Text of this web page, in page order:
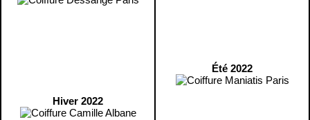
Hiver 2022
Été 2022